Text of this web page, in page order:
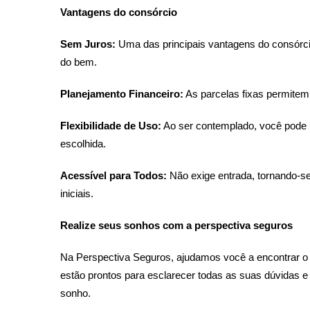
Vantagens do consórcio
Sem Juros: Uma das principais vantagens do
do bem.
Planejamento Financeiro: As parcelas fixas
Flexibilidade de Uso: Ao ser contemplado, você
escolhida.
Acessível para Todos: Não exige entrada, tornando-
iniciais.
Realize seus sonhos com a perspectiva seguros
Na Perspectiva Seguros, ajudamos você a encontrar
estão prontos para esclarecer todas as suas dúvidas
sonho.